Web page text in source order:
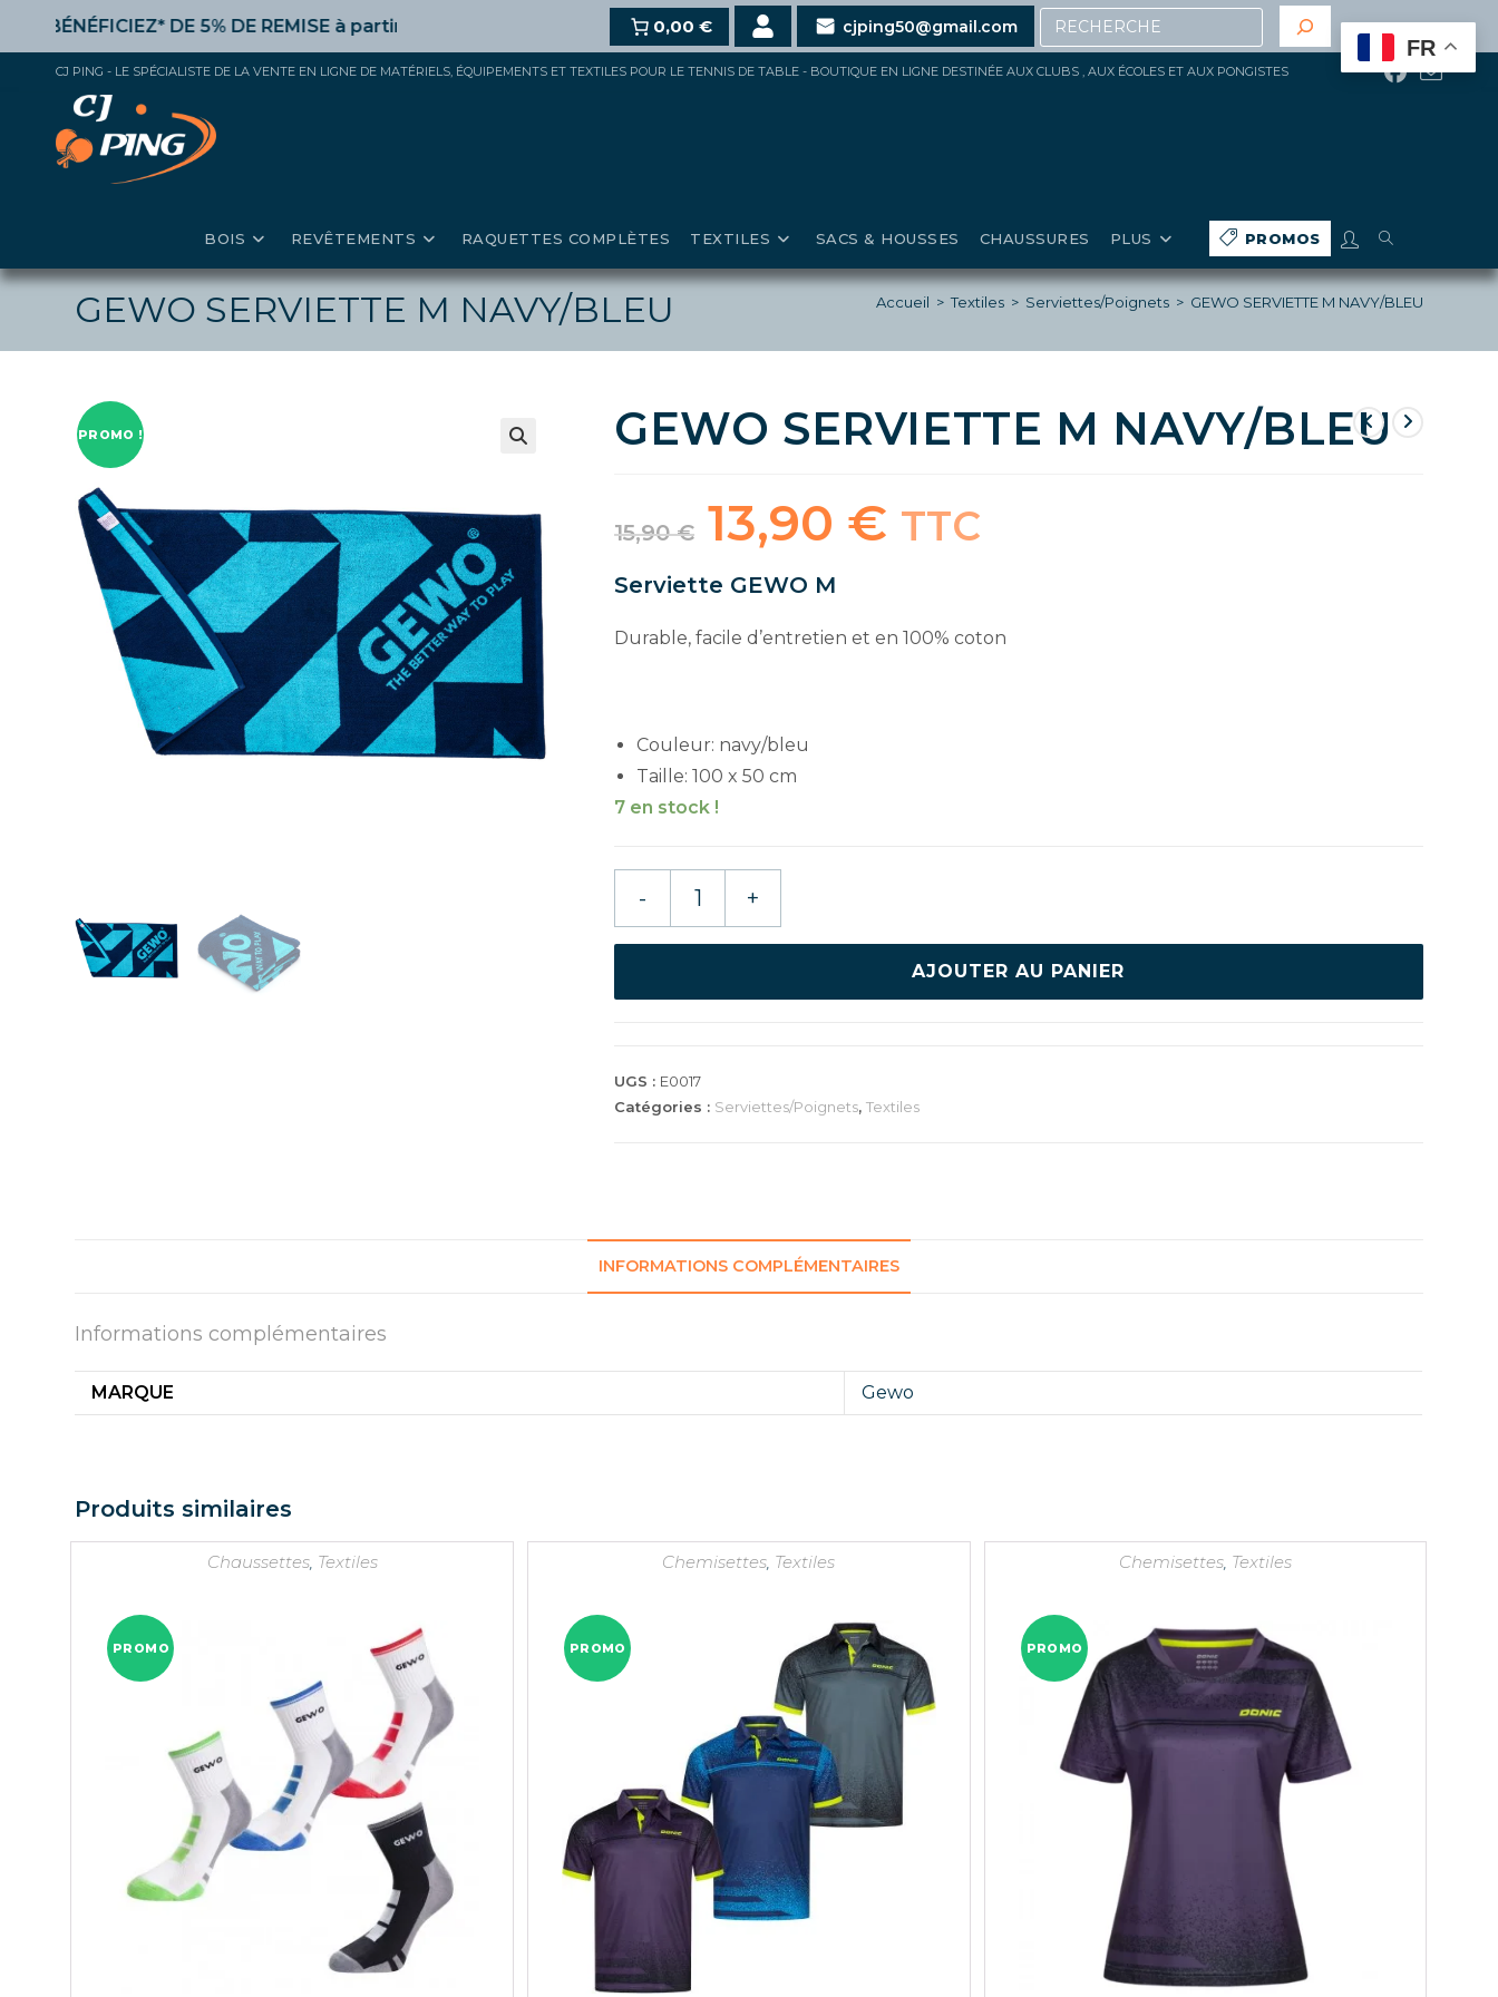
content
DE 5% DE REMISEà partir de 50€ d’achat, 15%pour 150€ et jusqu’à20%au-delà de 200€ d’achat(hors gros matériels, réduction,
0,00 € cjping50@gmail.com Recherche
CJ PING - LE SPÉCIALISTE DE LA VENTE EN LIGNE DE MATÉRIELS, ÉQUIPEMENTS ET TEXTILES POUR LE TENNIS DE TABLE - BOUTIQUE EN LIGNE DESTINÉE AUX CLUBS , AUX ÉCOLES ET AUX PONGISTES
BOIS REVÊTEMENTS RAQUETTES COMPLÈTES TEXTILES SACS & HOUSSES CHAUSSURES PLUS PROMOS
TOGGLE
WEBSITE
SEARCH
GEWO SERVIETTE M NAVY/BLEU Accueil > Textiles > Serviettes/Poignets > GEWO SERVIETTE M NAVY/BLEU
PROMO ! GEWO SERVIETTE M NAVY/BLEU
15,90€
Le
initial
13,90 € prix
TTC
Serviette GEWO M
Durable, facile d’entretien et en 100% coton
Couleur: navy/bleu
Taille: 100 x 50 cm
7 en stock !
M
- +
AJOUTER AU PANIER
UGS : E0017
Catégories : Serviettes/Poignets,Textiles
INFORMATIONS COMPLÉMENTAIRES
Informations complémentaires
MARQUE Gewo
Produits similaires
Chaussettes, Textiles
PROMO
Chemisettes, Textiles
PROMO
Chemisettes, Textiles
PROMO
FR